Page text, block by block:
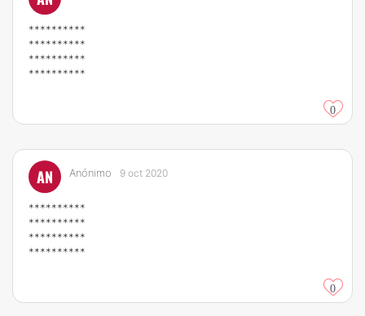
**********
**********
**********
**********
0
AN Anónimo 9 oct 2020
**********
**********
**********
**********
0